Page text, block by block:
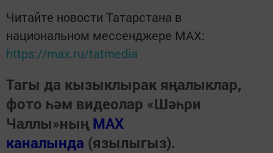
Читайте новости Татарстана в
национальном мессенджере MАХ:
https://max.ru/tatmedia
Тагы да кызыклырак яңалыклар,
фото һәм видеолар «Шәһри
Чаллы»ның MAX
каналында (язылыгыз).